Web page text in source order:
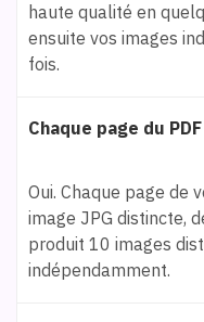
haute qualité en
ensuite vos images
fois.
Chaque page du
Oui. Chaque page de
image JPG distincte,
produit 10 images
indépendamment.